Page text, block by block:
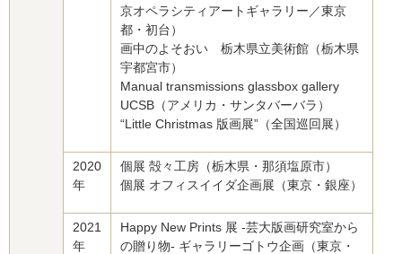
京オペラシティアートギャラリー／東京
都・初台）
画中のよそおい 栃木県立美術館（栃木県
宇都宮市）
Manual transmissions glassbox gallery
UCSB（アメリカ・サンタバーバラ）
“Little Christmas 版画展”（全国巡回展）
2020
年
個展 殻々工房（栃木県・那須塩原市）
個展 オフィスイイダ企画展（東京・銀座）
2021
年
Happy New Prints 展 -芸大版画研究室から
の贈り物- ギャラリーゴトウ企画（東京・